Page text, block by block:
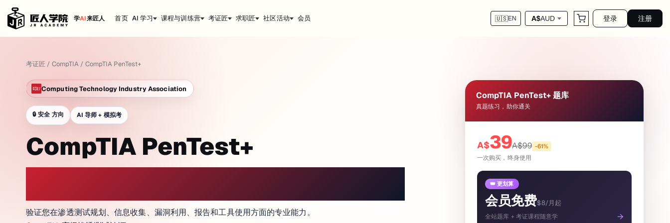
学AI来匠人 首页 AI 学习 课程与训练营 考证匠 求职匠 社区活动 会员 🇺🇸EN A$AUD 登录 注册
考证匠 / CompTIA / CompTIA PenTest+
Computing Technology Industry Association
🔒 安全 方向 AI 导师 + 模拟考
CompTIA PenTest+
验证您在渗透测试规划、信息收集、漏洞利用、报告和工具使用方面的专业能力。
CompTIA PenTest+ 题库
真题练习，助你通关
A$39A$99 -61%
一次购买，终身使用
👑 更划算
会员免费$8/月起
全站题库 + 考证课程随意学 →